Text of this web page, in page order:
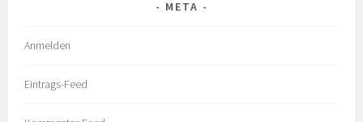
META
Anmelden
Eintrags-Feed